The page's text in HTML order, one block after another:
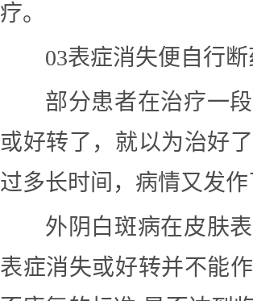
疗。
03表症消失便自行断
部分患者在治疗一
或好转了，就以为治好
过多长时间，病情又发作
外阴白斑病在皮肤
表症消失或好转并不能